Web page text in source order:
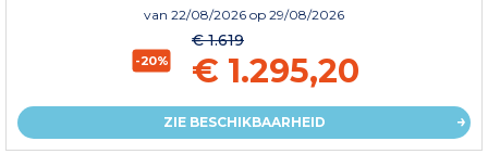
van 22/08/2026 op 29/08/2026
-20%
€ 1.619
€ 1.295,20
ZIE BESCHIKBAARHEID